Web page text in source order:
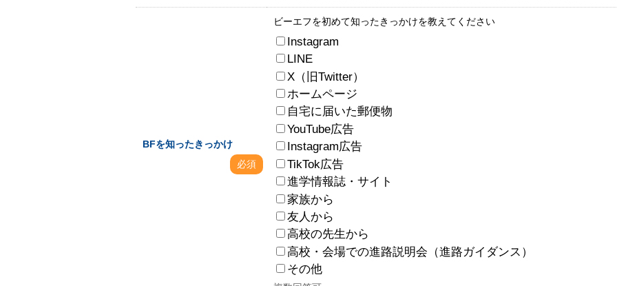
BFを知ったきっかけ
必須
ビーエフを初めて知ったきっかけを教えてください
Instagram
LINE
X（旧Twitter）
ホームページ
自宅に届いた郵便物
YouTube広告
Instagram広告
TikTok広告
進学情報誌・サイト
家族から
友人から
高校の先生から
高校・会場での進路説明会（進路ガイダンス）
その他